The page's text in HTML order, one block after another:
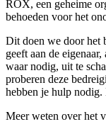
ROX, een geheime
behoeden voor het
Dit doen we door het
geeft aan de
waar nodig, uit te
proberen deze
hebben je hulp
Meer weten over het